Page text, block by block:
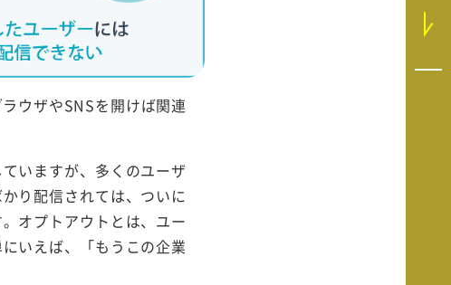
ウザやSNSを開けば関連
いますが、多くのユーザ
り配信されては、ついに
オプトアウトとは、ユー
いえば、「もうこの企業